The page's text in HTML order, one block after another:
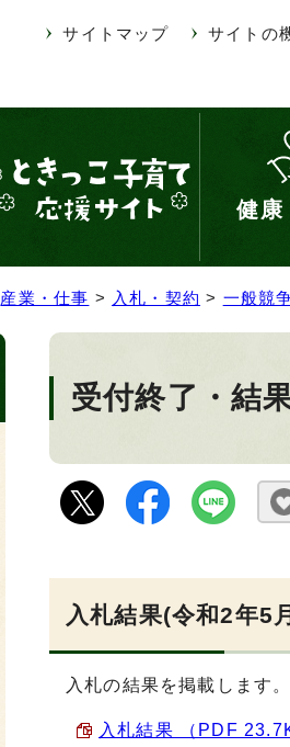
サイトマップ サイトの
健康
産業・仕事 > 入札・契約 > 一般競
受付終了・結
入札結果(令和2年5
入札の結果を掲載します。
入札結果 （PDF